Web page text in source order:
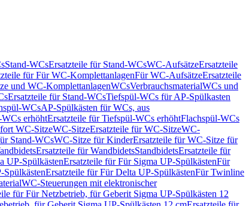
Stand-WCsErsatzteile für Stand-WCsWC-AufsätzeErsatzteile
für Für WC-KomplettanlagenFür WC-AufsätzeErsatzteile
und WC-KomplettanlagenWCsVerbrauchsmaterialWCs und
Ersatzteile für Stand-WCsTiefspül-WCs für AP-Spülkasten
WCsAP-Spülkästen für WCs, aus
erhöhtErsatzteile für Tiefspül-WCs erhöhtFlachspül-WCs
WC-SitzeWC-SitzeErsatzteile für WC-SitzeWC-
Stand-WCsWC-Sitze für KinderErsatzteile für WC-Sitze für
Ersatzteile für WandbidetsStandbidetsErsatzteile für
UP-SpülkästenErsatzteile für Für Sigma UP-SpülkästenFür
SpülkästenErsatzteile für Für Delta UP-SpülkästenFür Twinline
WC-Steuerungen mit elektronischer
für Für Netzbetrieb, für Geberit Sigma UP-Spülkästen 12